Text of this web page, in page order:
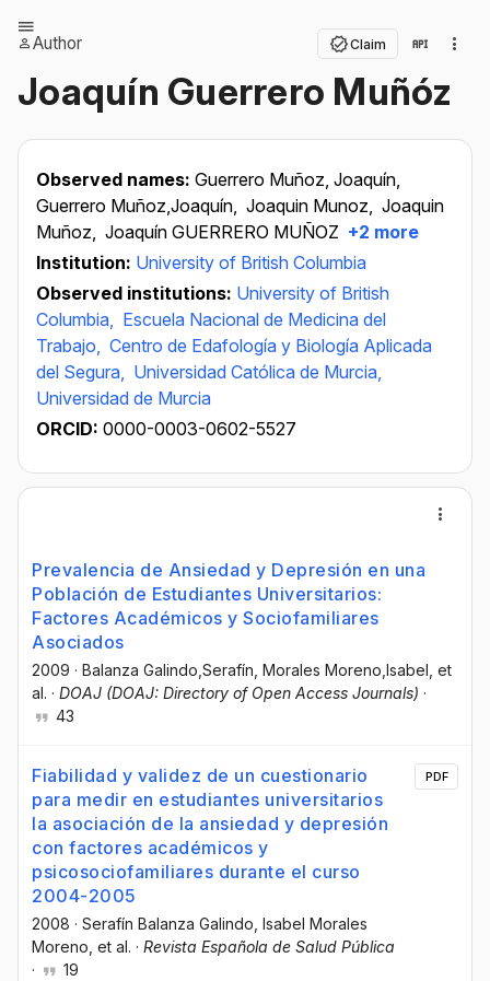
Author Claim
Joaquín Guerrero Muñóz
Observed names: Guerrero Muñoz, Joaquín,
Guerrero Muñoz,Joaquín, Joaquin Munoz, Joaquin
Muñoz, Joaquín GUERRERO MUÑOZ +2 more
Institution: University of British Columbia
Observed institutions: University of British
Columbia, Escuela Nacional de Medicina del
Trabajo, Centro de Edafología y Biología Aplicada
del Segura, Universidad Católica de Murcia,
Universidad de Murcia
ORCID: 0000-0003-0602-5527
Prevalencia de Ansiedad y Depresión en una
Población de Estudiantes Universitarios:
Factores Académicos y Sociofamiliares
Asociados
2009 · Balanza Galindo,Serafín , Morales Moreno,Isabel , et
al. · DOAJ (DOAJ: Directory of Open Access Journals) ·
43
Fiabilidad y validez de un cuestionario
para medir en estudiantes universitarios
la asociación de la ansiedad y depresión
con factores académicos y
psicosociofamiliares durante el curso
2004-2005
2008 · Serafín Balanza Galindo , Isabel Morales
Moreno , et al. · Revista Española de Salud Pública
·
19
PDF